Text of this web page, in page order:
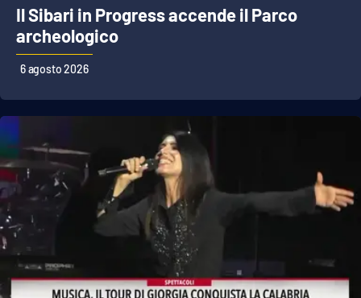
Leggendo Alvaro insieme
Imprese Di Calabria
Venti di comunicazione
STREAMING
LaC TV
LaC Network
Il Sibari in Progress accende il Parco
archeologico
6 agosto 2026